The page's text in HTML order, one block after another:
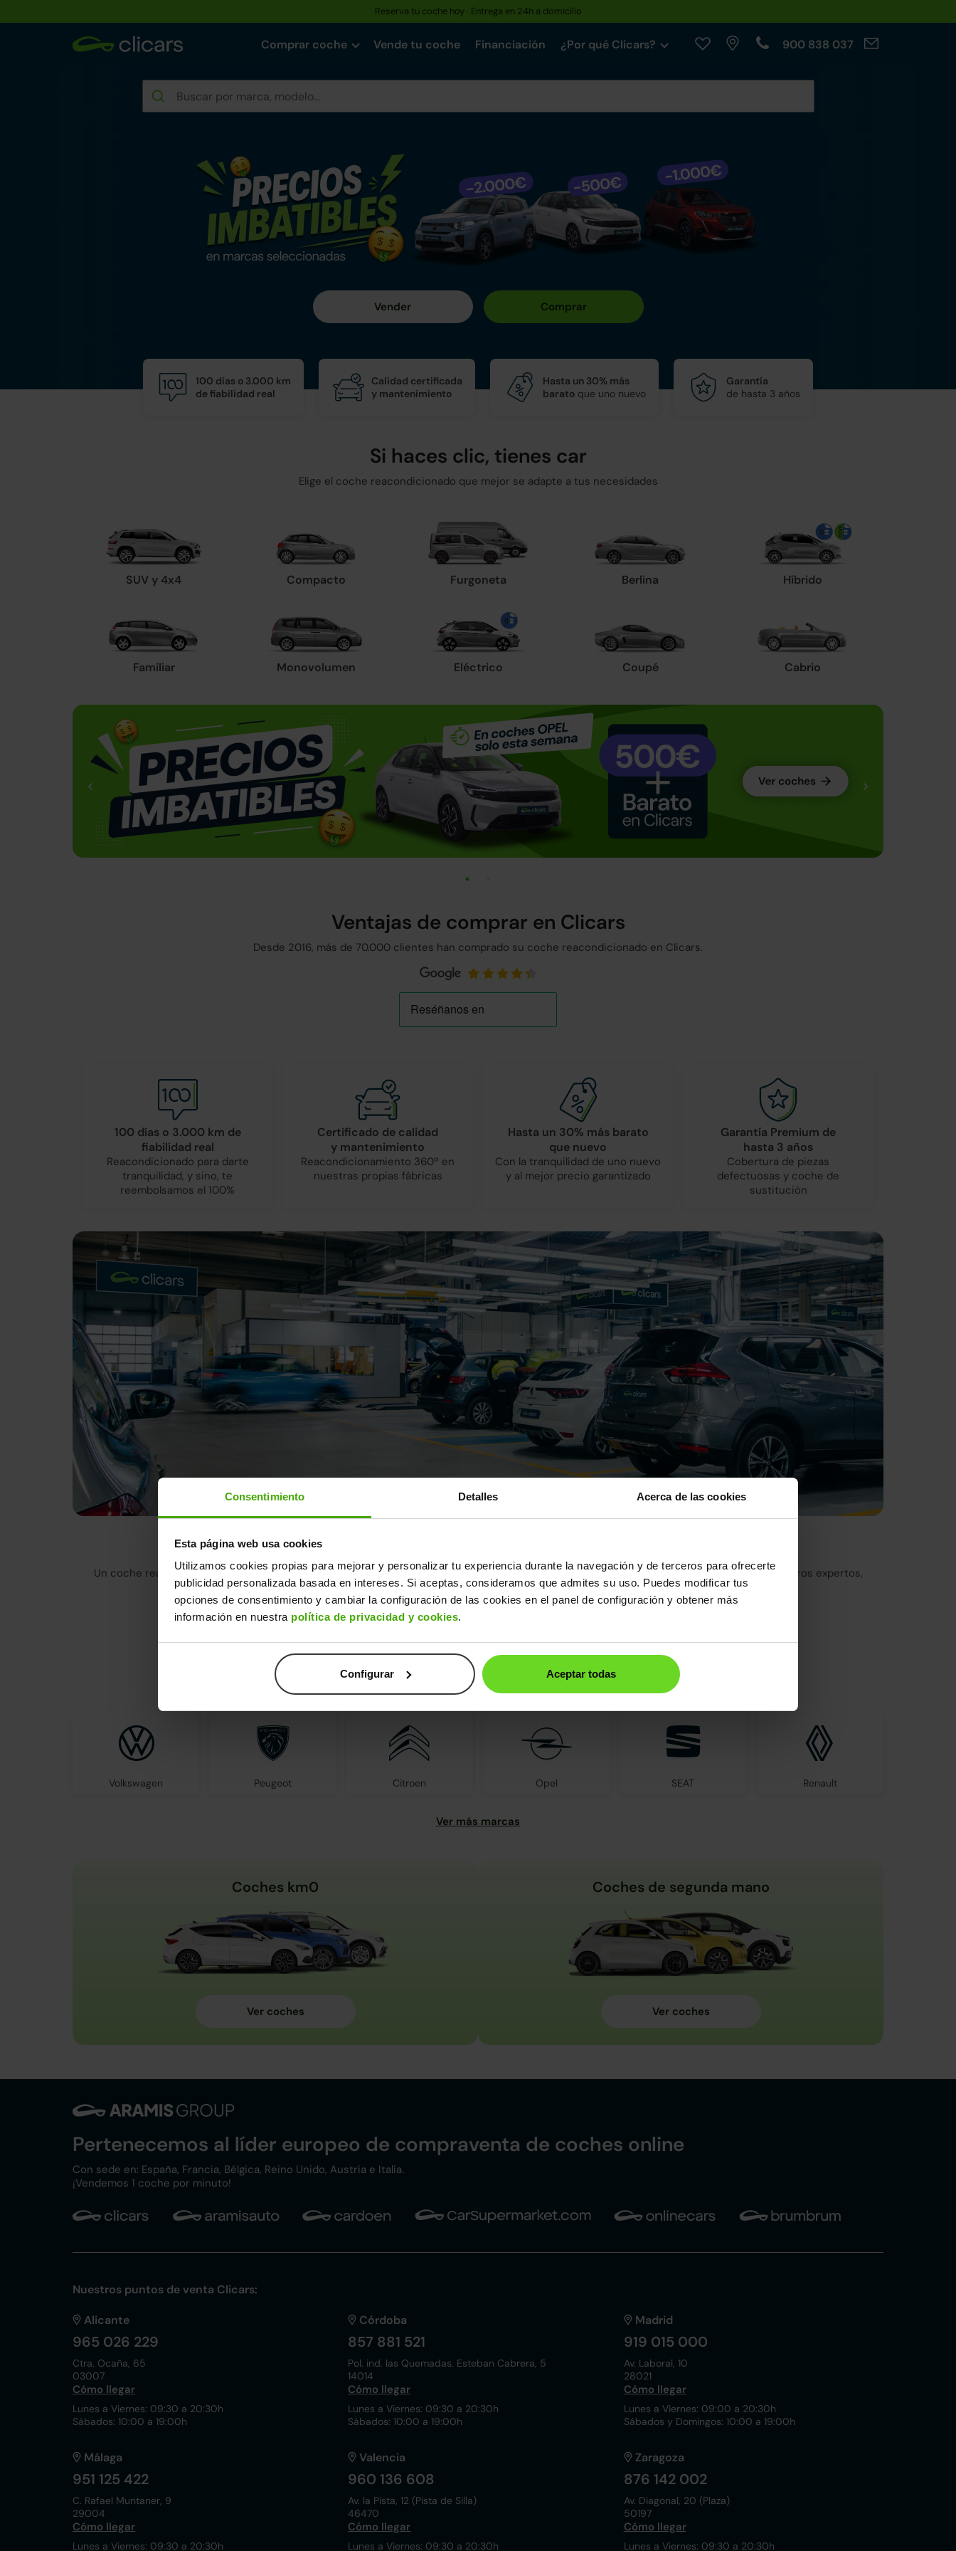
Consentimiento Detalles Acerca de las cookies
Esta página web usa cookies
Utilizamos cookies propias para mejorar y personalizar tu experiencia durante la navegación y de terceros para ofrecerte
publicidad personalizada basada en intereses. Si aceptas, consideramos que admites su uso. Puedes modificar tus
opciones de consentimiento y cambiar la configuración de las cookies en el panel de configuración y obtener más
información en nuestra política de privacidad y cookies.
Configurar Aceptar todas
Hasta un 30% más barato que uno nuevo · Garantía de hasta 3 años
Comprar coche Vende tu coche Financiación ¿Por qué Clicars? 900 838 037
Rebajas de verano en Clicars
100 días o 3.000 km
de fiabilidad real
Calidad certificada
y mantenimiento
Hasta un 30% más
barato que uno nuevo
Garantía
de hasta 3 años
Si haces clic, tienes car
Elige el coche reacondicionado que mejor se adapte a tus necesidades
SUV y 4x4 Compacto Furgoneta Berlina Híbrido
Familiar Monovolumen Eléctrico Coupé Cabrio
Ventajas de comprar en Clicars
Desde 2016, más de 70.000 clientes han comprado su coche reacondicionado en Clicars.
100 días o 3.000 km de
fiabilidad real
Reacondicionado para darte
tranquilidad, y sino, te
reembolsamos el 100%
Certificado de calidad
y mantenimiento
Reacondicionamiento 360º en
nuestras propias fábricas
Hasta un 30% más barato
que nuevo
Con la tranquilidad de uno nuevo
y al mejor precio garantizado
Garantía Premium de
hasta 3 años
Cobertura de piezas
defectuosas y coche de
sustitución
Tenemos la mayor fábrica de reacondicionamiento de Europa
Un coche reacondicionado en Clicars no es un coche de segunda mano "como cualquier otro": supera una meticulosa inspección por nuestros expertos,
cumple con los estándares del fabricante y se reacondiciona en nuestra fábrica de Madrid.
En Clicars encontrarás todas las marcas del mercado
Volkswagen Peugeot Citroen Opel SEAT Renault
Coches km0 Coches de segunda mano
Pertenecemos al líder europeo de compraventa de coches online
Con sede en: España, Francia, Bélgica, Reino Unido, Austria e Italia.
¡Vendemos 1 coche por minuto!
Nuestros puntos de venta Clicars:
Alicante
965 026 229
Ctra. Ocaña, 65
03007
Cómo llegar
Lunes a Viernes: 09:30 a 20:30h
Sábados: 10:00 a 19:00h
Córdoba
857 881 521
Pol. ind. las Quemadas. Esteban Cabrera, 5
14014
Cómo llegar
Lunes a Viernes: 09:30 a 20:30h
Sábados: 10:00 a 19:00h
Madrid
919 015 000
Av. Laboral, 10
28021
Cómo llegar
Lunes a Viernes: 09:00 a 20:30h
Sábados y Domingos: 10:00 a 19:00h
Málaga
951 125 422
C. Rafael Muntaner, 9
29004
Cómo llegar
Lunes a Viernes: 09:30 a 20:30h
Valencia
960 136 608
Av. la Pista, 12 (Pista de Silla)
46470
Cómo llegar
Lunes a Viernes: 09:30 a 20:30h
Zaragoza
876 142 002
Av. Diagonal, 20 (Plaza)
50197
Cómo llegar
Lunes a Viernes: 09:30 a 20:30h